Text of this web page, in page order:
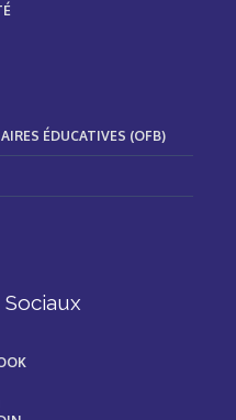
ÉDUCATIVES (OFB)
Sociaux